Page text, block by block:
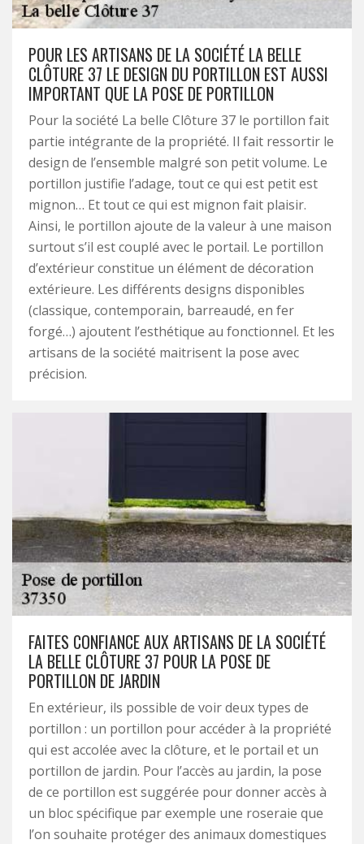
POUR LES ARTISANS DE LA SOCIÉTÉ LA BELLE
CLÔTURE 37 LE DESIGN DU PORTILLON EST AUSSI
IMPORTANT QUE LA POSE DE PORTILLON
Pour la société La belle Clôture 37 le portillon fait
partie intégrante de la propriété. Il fait ressortir le
design de l’ensemble malgré son petit volume. Le
portillon justifie l’adage, tout ce qui est petit est
mignon… Et tout ce qui est mignon fait plaisir.
Ainsi, le portillon ajoute de la valeur à une maison
surtout s’il est couplé avec le portail. Le portillon
d’extérieur constitue un élément de décoration
extérieure. Les différents designs disponibles
(classique, contemporain, barreaudé, en fer
forgé…) ajoutent l’esthétique au fonctionnel. Et les
artisans de la société maitrisent la pose avec
précision.
FAITES CONFIANCE AUX ARTISANS DE LA SOCIÉTÉ
LA BELLE CLÔTURE 37 POUR LA POSE DE
PORTILLON DE JARDIN
En extérieur, ils possible de voir deux types de
portillon : un portillon pour accéder à la propriété
qui est accolée avec la clôture, et le portail et un
portillon de jardin. Pour l’accès au jardin, la pose
de ce portillon est suggérée pour donner accès à
un bloc spécifique par exemple une roseraie que
l’on souhaite protéger des animaux domestiques